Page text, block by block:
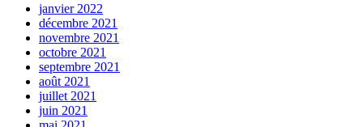
janvier 2022
décembre 2021
novembre 2021
octobre 2021
septembre 2021
août 2021
juillet 2021
juin 2021